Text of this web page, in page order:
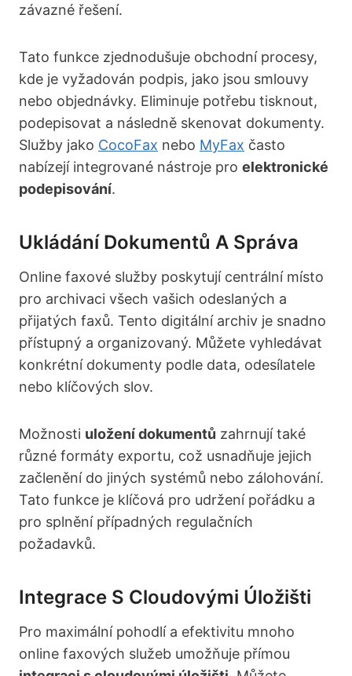
závazné řešení.
Tato funkce zjednodušuje obchodní procesy,
kde je vyžadován podpis, jako jsou smlouvy
nebo objednávky. Eliminuje potřebu tisknout,
podepisovat a následně skenovat dokumenty.
Služby jako CocoFax nebo MyFax často
nabízejí integrované nástroje pro elektronické
podepisování.
Ukládání Dokumentů A Správa
Online faxové služby poskytují centrální místo
pro archivaci všech vašich odeslaných a
přijatých faxů. Tento digitální archiv je snadno
přístupný a organizovaný. Můžete vyhledávat
konkrétní dokumenty podle data, odesílatele
nebo klíčových slov.
Možnosti uložení dokumentů zahrnují také
různé formáty exportu, což usnadňuje jejich
začlenění do jiných systémů nebo zálohování.
Tato funkce je klíčová pro udržení pořádku a
pro splnění případných regulačních
požadavků.
Integrace S Cloudovými Úložišti
Pro maximální pohodlí a efektivitu mnoho
online faxových služeb umožňuje přímou